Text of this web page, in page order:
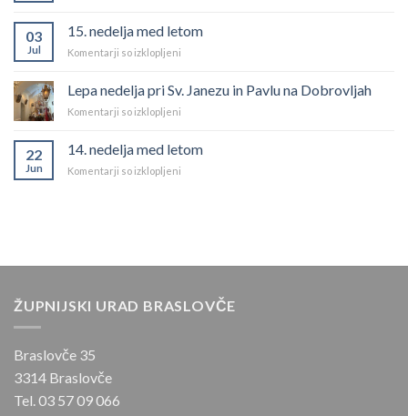
med
03
Jul
15. nedelja med letom
Komentarji so izklopljeni
med
Lepa nedelja pri Sv. Janezu in Pavlu na Dobrovljah
Komentarji so izklopljeni
pri
22
Jun
14. nedelja med letom
Komentarji so izklopljeni
ŽUPNIJSKI URAD BRASLOVČE
Braslovče 35
3314 Braslovče
Tel. 03 57 09 066